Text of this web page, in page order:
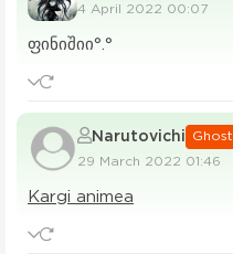
4 April 2022 00:07
ფინიშიი°.°
Narutovichi Ghost
29 March 2022 01:46
Kargi animea